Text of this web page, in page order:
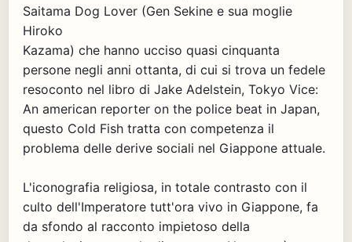
Saitama Dog Lover (Gen Sekine e sua moglie
Hiroko
Kazama) che hanno ucciso quasi cinquanta
persone negli anni ottanta, di cui si trova un fedele
resoconto nel libro di Jake Adelstein, Tokyo Vice:
An american reporter on the police beat in Japan,
questo Cold Fish tratta con competenza il
problema delle derive sociali nel Giappone attuale.
L'iconografia religiosa, in totale contrasto con il
culto dell'Imperatore tutt'ora vivo in Giappone, fa
da sfondo al racconto impietoso della